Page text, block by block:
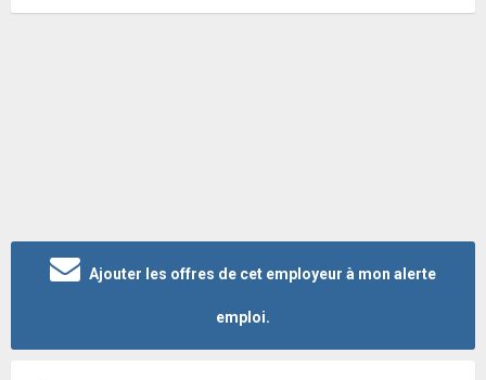
Ajouter les offres de cet employeur à mon alerte
emploi.